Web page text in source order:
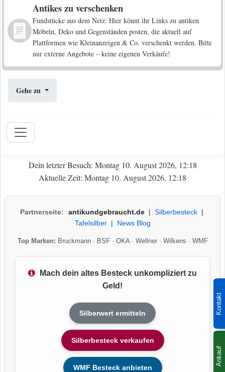
Kontakt
Ankauf
Antikes zu verschenken
Fundstücke aus dem Netz: Hier könnt ihr Links zu antiken
Möbeln, Deko und Gegenständen posten, die aktuell auf
Plattformen wie Kleinanzeigen & Co. verschenkt werden. Bitte
nur externe Angebote – keine eigenen Verkäufe!
Gehe zu
Dein letzter Besuch: Montag 10. August 2026, 12:18
Aktuelle Zeit: Montag 10. August 2026, 12:18
Partnerseite: antikundgebraucht.de| Silberbesteck|
Tafelsilber| News Blog
Top Marken: Bruckmann· BSF· OKA· Wellner· Wilkens · WMF
Mach dein altes Besteck unkompliziert zu
Geld!
Silberwert ermitteln
Silberbesteck verkaufen
WMF Besteck anbieten